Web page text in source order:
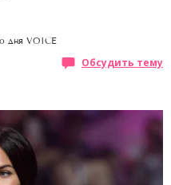
дня VOICE
Обсудить тему